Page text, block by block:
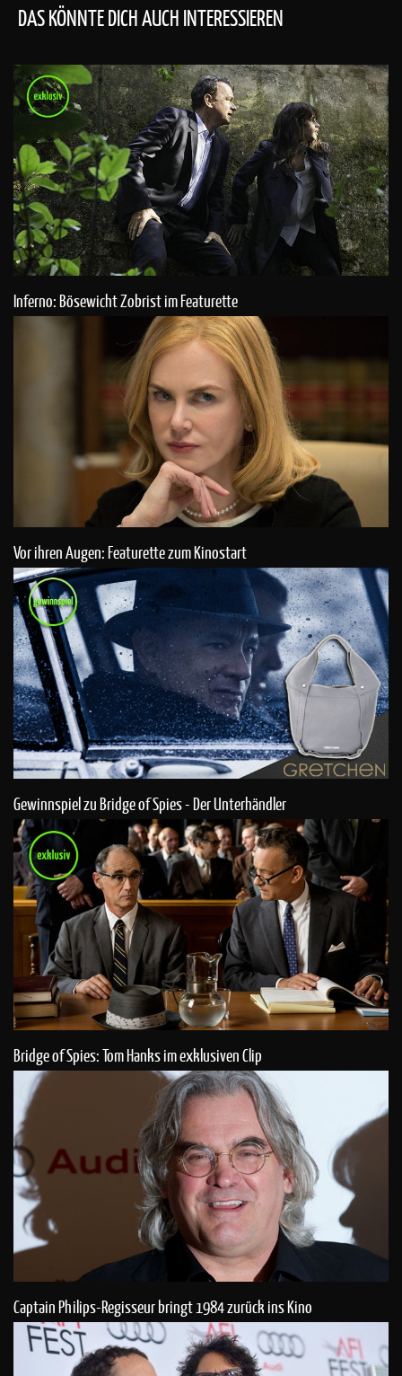
DAS KÖNNTE DICH AUCH INTERESSIEREN
Inferno: Bösewicht Zobrist im Featurette
Vor ihren Augen: Featurette zum Kinostart
Gewinnspiel zu Bridge of Spies - Der Unterhändler
Bridge of Spies: Tom Hanks im exklusiven Clip
Captain Philips-Regisseur bringt 1984 zurück ins Kino